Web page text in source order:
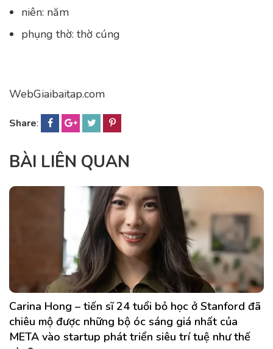
niên: năm
phụng thờ: thờ cúng
WebGiaibaitap.com
Share:
BÀI LIÊN QUAN
Carina Hong – tiến sĩ 24 tuổi bỏ học ở Stanford đã
chiêu mộ được những bộ óc sáng giá nhất của
META vào startup phát triển siêu trí tuệ như thế